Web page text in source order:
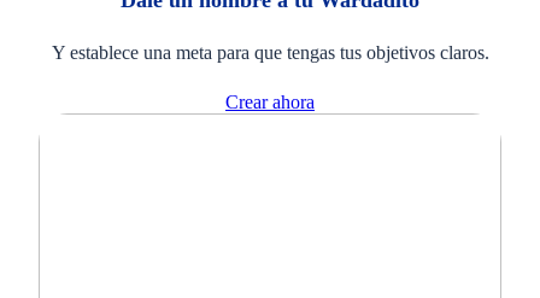
Y establece una meta para que tengas tus objetivos claros.
Crear ahora